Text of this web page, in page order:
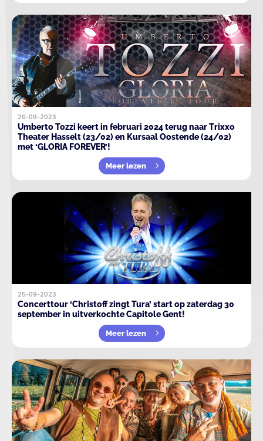
26-09-2023
Umberto Tozzi keert in februari 2024 terug naar Trixxo
Theater Hasselt (23/02) en Kursaal Oostende (24/02)
met ‘GLORIA FOREVER’!
Meer lezen
25-09-2023
Concerttour ‘Christoff zingt Tura’ start op zaterdag 30
september in uitverkochte Capitole Gent!
Meer lezen